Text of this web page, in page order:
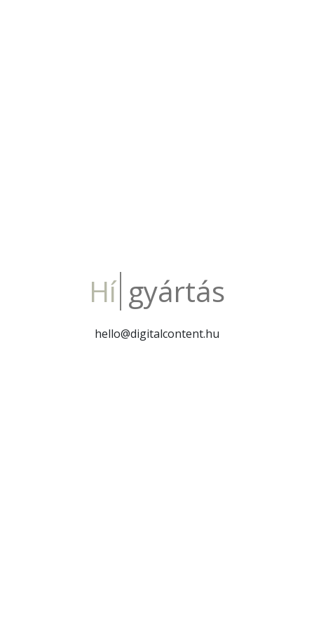
Hí gyártás
hello@digitalcontent.hu